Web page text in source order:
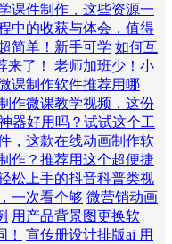
课件制作，这些资源一
中的收获与体会，值得
简单！新手可学 如何互
了！
老师加班少！小
课制作软件推荐用哪
作微课教学视频，这份
器好用吗？试试这个工
，这款在线动画制作软
作？推荐用这个超便捷
松上手的抖音科普类视
一次看个够 微营销动画
用产品背景图更换软
宣传册设计排版ai 用